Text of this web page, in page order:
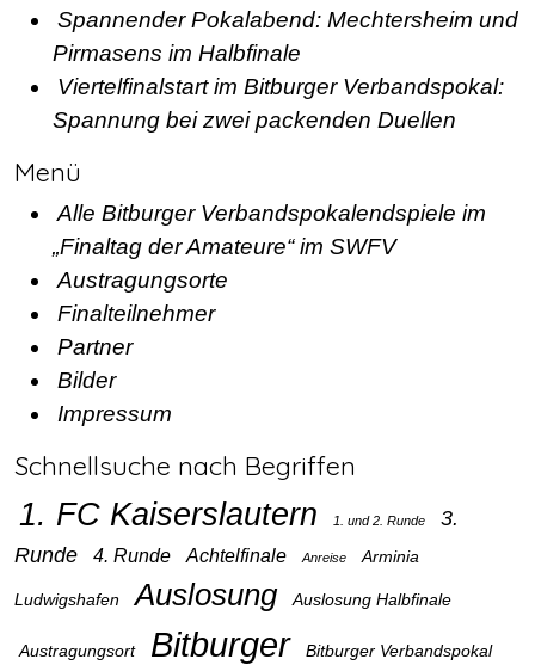
Spannender Pokalabend: Mechtersheim und
Pirmasens im Halbfinale
Viertelfinalstart im Bitburger Verbandspokal:
Spannung bei zwei packenden Duellen
Menü
Alle Bitburger Verbandspokalendspiele im
„Finaltag der Amateure“ im SWFV
Austragungsorte
Finalteilnehmer
Partner
Bilder
Impressum
Schnellsuche nach Begriffen
1. FC Kaiserslautern 1. und 2. Runde
3.
Runde
4. Runde Achtelfinale Anreise Arminia
Ludwigshafen Auslosung Auslosung Halbfinale
Austragungsort Bitburger Bitburger Verbandspokal